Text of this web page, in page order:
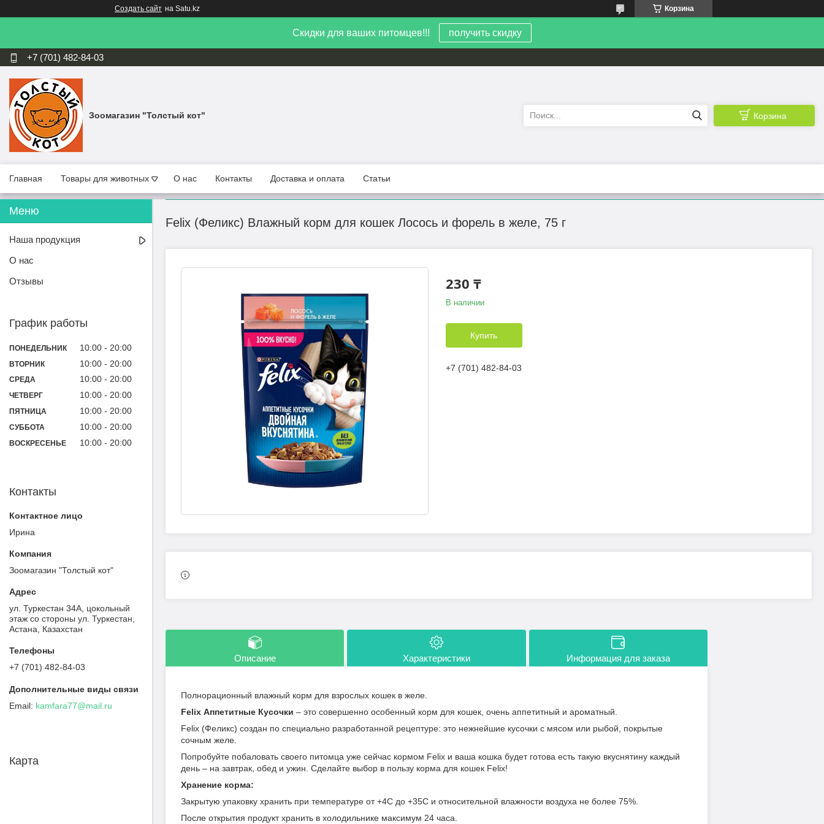
Создать сайт на Satu.kz Корзина
Скидки для ваших питомцев!!! получить скидку
+7 (701) 482-84-03
Зоомагазин "Толстый кот" Корзина
Главная Товары для животных О нас Контакты Доставка и оплата Статьи
Felix (Феликс) Влажный корм для кошек Лосось и форель в желе, 75 г
230 ₸
В наличии
Купить
+7 (701) 482-84-03
Описание Характеристики Информация для заказа
Полнорационный влажный корм для взрослых кошек в желе.
Felix Аппетитные Кусочки – это совершенно особенный корм для кошек, очень аппетитный и ароматный.
Felix (Феликс) создан по специально разработанной рецептуре: это нежнейшие кусочки с мясом или рыбой, покрытые
сочным желе.
Попробуйте побаловать своего питомца уже сейчас кормом Felix и ваша кошка будет готова есть такую вкуснятину каждый
день – на завтрак, обед и ужин. Сделайте выбор в пользу корма для кошек Felix!
Хранение корма:
Закрытую упаковку хранить при температуре от +4С до +35С и относительной влажности воздуха не более 75%.
После открытия продукт хранить в холодильнике максимум 24 часа.
Наша продукция
О нас
Отзывы
График работы
ПОНЕДЕЛЬНИК 10:00 20:00
ВТОРНИК 10:00 20:00
СРЕДА 10:00 20:00
ЧЕТВЕРГ 10:00 20:00
ПЯТНИЦА 10:00 20:00
СУББОТА 10:00 20:00
ВОСКРЕСЕНЬЕ 10:00 20:00
Контакты
Ирина
Зоомагазин "Толстый кот"
ул. Туркестан 34А, цокольный
этаж со стороны ул. Туркестан,
Астана, Казахстан
+7 (701) 482-84-03
kamfara77@mail.ru
Карта